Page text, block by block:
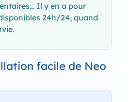
Il y en a pour
24h/24, quand
facile de Neo